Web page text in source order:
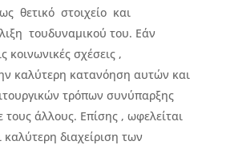
θετικό στοιχείο και
τουδυναμικού του. Εάν
κοινωνικές σχέσεις ,
καλύτερη κατανόηση αυτών και
τρόπων συνύπαρξης
τους άλλους. Επίσης , ωφελείται
διαχείριση των